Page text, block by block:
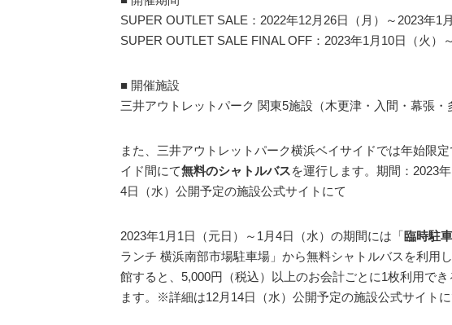
SUPER OUTLET SALE：2022年12月26日（月）～2023年1
SUPER OUTLET SALE FINAL OFF：2023年1月10日（火）
■ 開催施設
三井アウトレットパーク 関東5施設（木更津・入間・幕張・
また、三井アウトレットパーク横浜ベイサイドでは年始限
イド間にて無料のシャトルバスを運行します。期間：2023
4日（水）公開予定の施設公式サイトにて
2023年1月1日（元日）～1月4日（水）の期間には「臨時駐
ランチ 横浜南部市場駐車場」から無料シャトルバスを利用
館すると、5,000円（税込）以上のお会計ごとに1枚利用で
ます。※詳細は12月14日（水）公開予定の施設公式サイトに